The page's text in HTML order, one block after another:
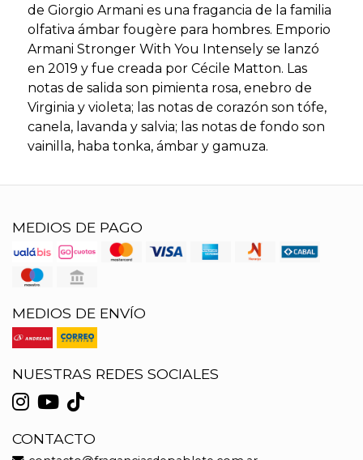
de Giorgio Armani es una fragancia de la familia
olfativa ámbar fougère para hombres. Emporio
Armani Stronger With You Intensely se lanzó
en 2019 y fue creada por Cécile Matton. Las
notas de salida son pimienta rosa, enebro de
Virginia y violeta; las notas de corazón son tófe,
canela, lavanda y salvia; las notas de fondo son
vainilla, haba tonka, ámbar y gamuza.
MEDIOS DE PAGO
MEDIOS DE ENVÍO
NUESTRAS REDES SOCIALES
CONTACTO